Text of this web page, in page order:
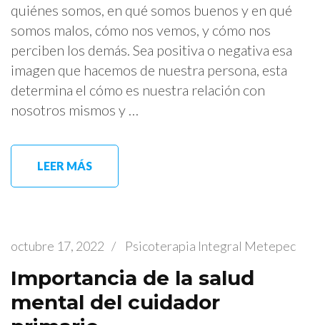
quiénes somos, en qué somos buenos y en qué
somos malos, cómo nos vemos, y cómo nos
perciben los demás. Sea positiva o negativa esa
imagen que hacemos de nuestra persona, esta
determina el cómo es nuestra relación con
nosotros mismos y …
LEER MÁS
octubre 17, 2022 / Psicoterapia Integral Metepec
Importancia de la salud
mental del cuidador